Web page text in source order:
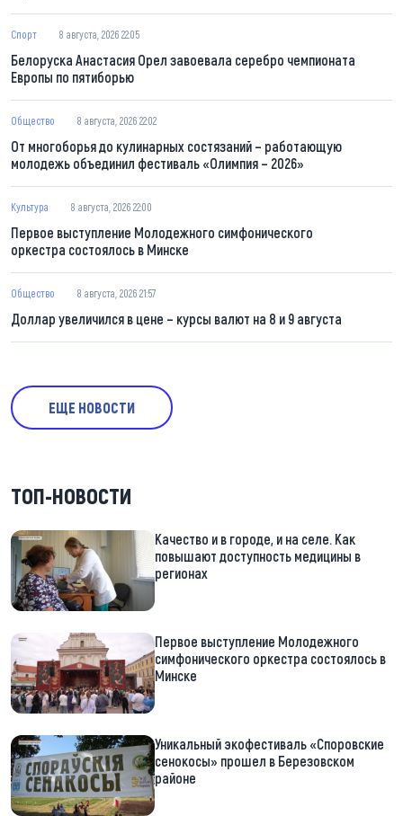
Спорт 8 августа, 2026 22:05
Белоруска Анастасия Орел завоевала серебро чемпионата
Европы по пятиборью
Общество 8 августа, 2026 22:02
От многоборья до кулинарных состязаний – работающую
молодежь объединил фестиваль «Олимпия – 2026»
Культура 8 августа, 2026 22:00
Первое выступление Молодежного симфонического
оркестра состоялось в Минске
Общество 8 августа, 2026 21:57
Доллар увеличился в цене – курсы валют на 8 и 9 августа
ЕЩЕ НОВОСТИ
ТОП-НОВОСТИ
Качество и в городе, и на селе. Как
повышают доступность медицины в
регионах
Первое выступление Молодежного
симфонического оркестра состоялось в
Минске
Уникальный экофестиваль «Споровские
сенокосы» прошел в Березовском
районе